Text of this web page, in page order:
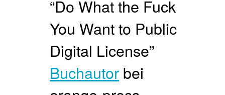
“Do What the Fuck
You Want to Public
Digital License”
Buchautor bei